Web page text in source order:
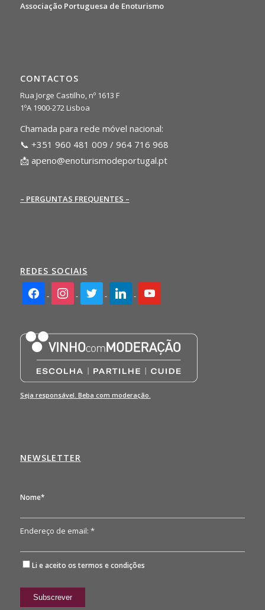
Associação Portuguesa de Enoturismo
CONTACTOS
Rua Jorge Castilho, nº 1613 F
1ºA 1900-272 Lisboa
Chamada para rede móvel nacional:
📞 +351 960 481 009 / 964 716 968
📩 apeno@enoturismodeportugal.pt
– PERGUNTAS FREQUENTES –
REDES SOCIAIS
facebook2instagramtwitter linkedin youtube
Seja responsável. Beba com moderação.
NEWSLETTER
Nome*
Endereço de email: *
Li e aceito os termos e condições